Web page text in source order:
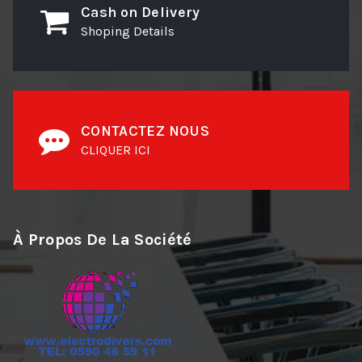
Cash on Delivery
Shoping Details
CONTACTEZ NOUS
CLIQUER ICI
À Propos De La Société